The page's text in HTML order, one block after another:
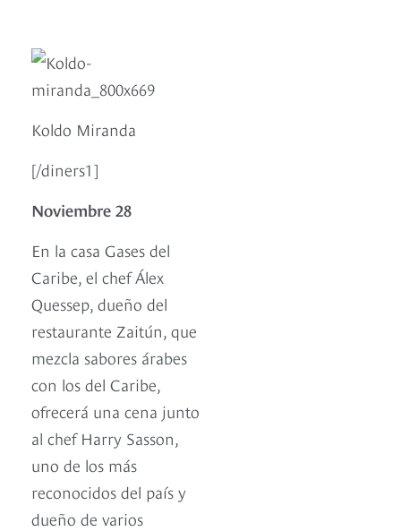
Koldo Miranda
[/diners1]
Noviembre 28
En la casa Gases del
Caribe, el chef Álex
Quessep, dueño del
restaurante Zaitún, que
mezcla sabores árabes
con los del Caribe,
ofrecerá una cena junto
al chef Harry Sasson,
uno de los más
reconocidos del país y
dueño de varios